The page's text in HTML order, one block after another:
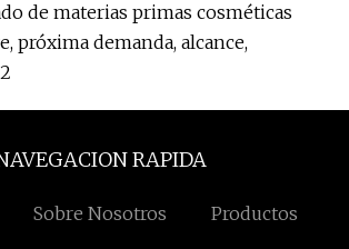
de materias primas cosméticas
próxima demanda, alcance,
RAPIDA
Sobre Nosotros Productos